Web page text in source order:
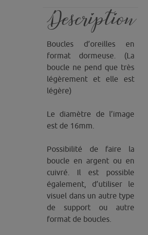
Description
Boucles d’oreilles en
format dormeuse. (La
boucle ne pend que très
légèrement et elle est
légère)
Le diamètre de l’image
est de 16mm.
Possibilité de faire la
boucle en argent ou en
cuivré. Il est possible
également, d’utiliser le
visuel dans un autre type
de support ou autre
format de boucles.